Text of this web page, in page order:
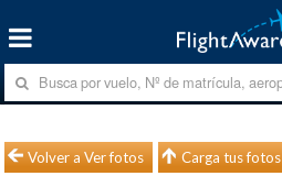
Volver a Ver fotos Carga tus fotos